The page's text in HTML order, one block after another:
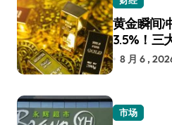
黄金瞬间
3.5%！三
8 月 6 ,
市场